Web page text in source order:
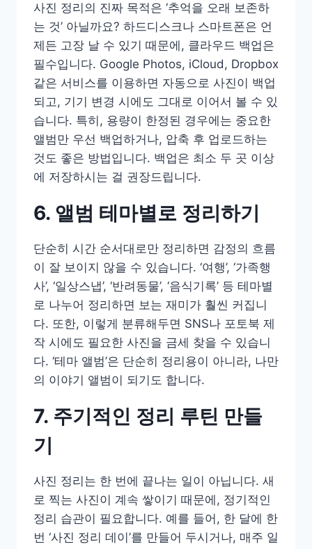
사진 정리의 진짜 목적은 ‘추억을 오래 보존하
는 것’ 아닐까요? 하드디스크나 스마트폰은 언
제든 고장 날 수 있기 때문에, 클라우드 백업은
필수입니다. Google Photos, iCloud, Dropbox
같은 서비스를 이용하면 자동으로 사진이 백업
되고, 기기 변경 시에도 그대로 이어서 볼 수 있
습니다. 특히, 용량이 한정된 경우에는 중요한
앨범만 우선 백업하거나, 압축 후 업로드하는
것도 좋은 방법입니다. 백업은 최소 두 곳 이상
에 저장하시는 걸 권장드립니다.
6. 앨범 테마별로 정리하기
단순히 시간 순서대로만 정리하면 감정의 흐름
이 잘 보이지 않을 수 있습니다. ‘여행’, ‘가족행
사’, ‘일상스냅’, ‘반려동물’, ‘음식기록’ 등 테마별
로 나누어 정리하면 보는 재미가 훨씬 커집니
다. 또한, 이렇게 분류해두면 SNS나 포토북 제
작 시에도 필요한 사진을 금세 찾을 수 있습니
다. ‘테마 앨범’은 단순히 정리용이 아니라, 나만
의 이야기 앨범이 되기도 합니다.
7. 주기적인 정리 루틴 만들
기
사진 정리는 한 번에 끝나는 일이 아닙니다. 새
로 찍는 사진이 계속 쌓이기 때문에, 정기적인
정리 습관이 필요합니다. 예를 들어, 한 달에 한
번 ‘사진 정리 데이’를 만들어 두시거나, 매주 일